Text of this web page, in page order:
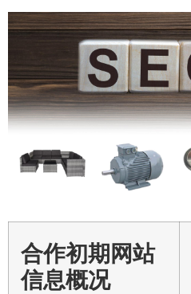
合作初期网站
信息概况